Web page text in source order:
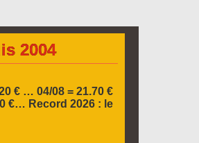
2004
€ … 04/08 = 21.70 €
€… Record 2026 : le